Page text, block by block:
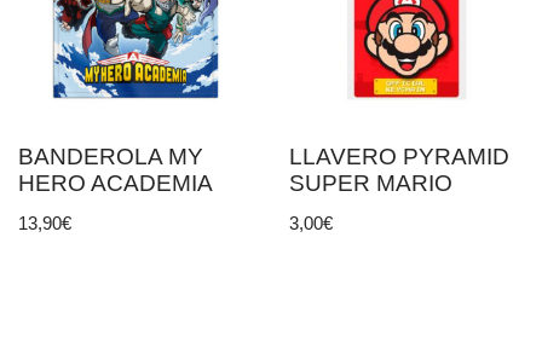
BANDEROLA MY
HERO ACADEMIA
13,90€
LLAVERO PYRAMID
SUPER MARIO
3,00€